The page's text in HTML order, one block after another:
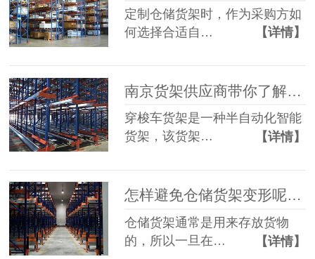
定制仓储货架时，作为采购方如
何选择合适自…
【详情】
穿梭车货架是一种半自动化智能
货架，该货架…
【详情】
怎样避免仓储货架变形呢？货架厂家为您总结！
仓储货架通常是用来存放货物
的，所以一旦在…
【详情】